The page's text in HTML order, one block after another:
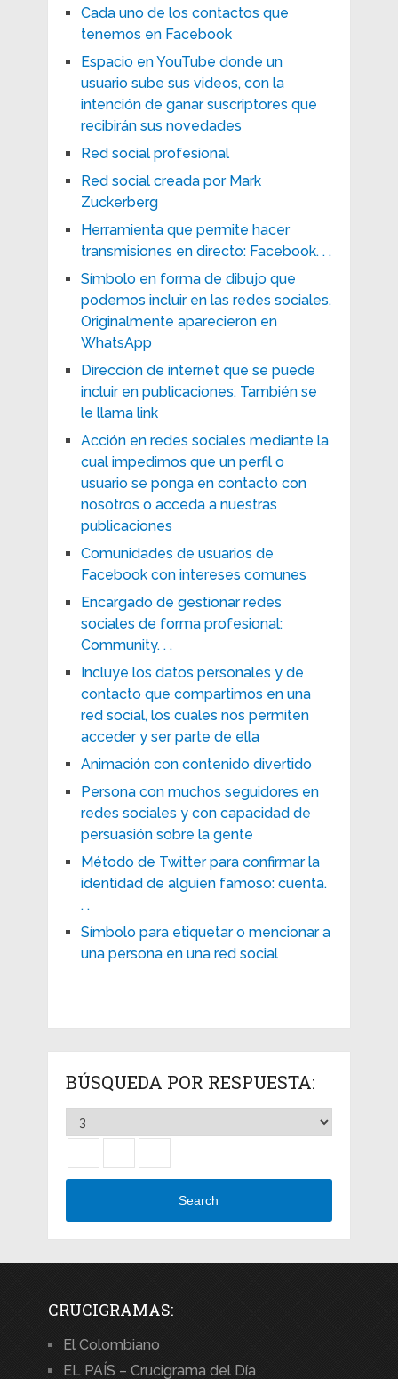
Cada uno de los contactos que
tenemos en Facebook
Espacio en YouTube donde un
usuario sube sus videos, con la
intención de ganar suscriptores que
recibirán sus novedades
Red social profesional
Red social creada por Mark
Zuckerberg
Herramienta que permite hacer
transmisiones en directo: Facebook. . .
Símbolo en forma de dibujo que
podemos incluir en las redes sociales.
Originalmente aparecieron en
WhatsApp
Dirección de internet que se puede
incluir en publicaciones. También se
le llama link
Acción en redes sociales mediante la
cual impedimos que un perfil o
usuario se ponga en contacto con
nosotros o acceda a nuestras
publicaciones
Comunidades de usuarios de
Facebook con intereses comunes
Encargado de gestionar redes
sociales de forma profesional:
Community. . .
Incluye los datos personales y de
contacto que compartimos en una
red social, los cuales nos permiten
acceder y ser parte de ella
Animación con contenido divertido
Persona con muchos seguidores en
redes sociales y con capacidad de
persuasión sobre la gente
Método de Twitter para confirmar la
identidad de alguien famoso: cuenta.
. .
Símbolo para etiquetar o mencionar a
una persona en una red social
BÚSQUEDA POR RESPUESTA:
Search
CRUCIGRAMAS:
El Colombiano
EL PAÍS – Crucigrama del Día